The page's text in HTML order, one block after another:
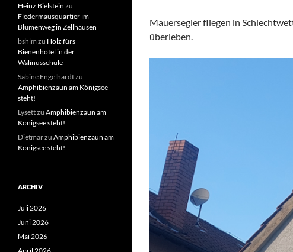
Mauersegler fliegen in
überleben.
Heinz Bielstein zu
Fledermausquartier im
Blumenweg in Zellhausen
bshlm zu Holz fürs
Bienenhotel in der
Walinusschule
Sabine Engelhardtzu
Amphibienzaun am Königsee
steht!
Lysettzu Amphibienzaun am
Königsee steht!
Dietmarzu Amphibienzaun am
Königsee steht!
ARCHIV
Juli 2026
Juni 2026
Mai 2026